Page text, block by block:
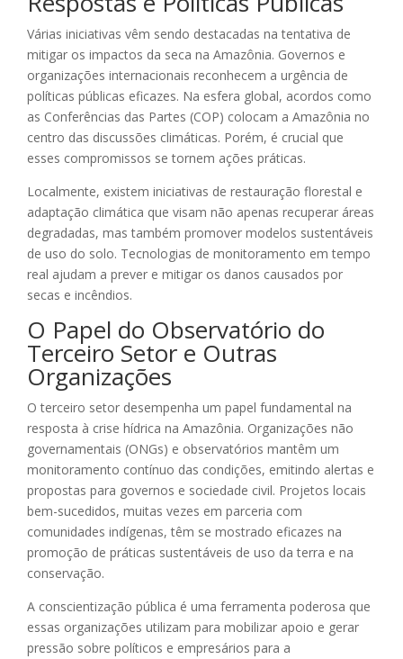
Várias iniciativas vêm sendo destacadas na tentativa de
mitigar os impactos da seca na Amazônia. Governos e
organizações internacionais reconhecem a urgência de
políticas públicas eficazes. Na esfera global, acordos como
as Conferências das Partes (COP) colocam a Amazônia no
centro das discussões climáticas. Porém, é crucial que
esses compromissos se tornem ações práticas.
Localmente, existem iniciativas de restauração florestal e
adaptação climática que visam não apenas recuperar áreas
degradadas, mas também promover modelos sustentáveis
de uso do solo. Tecnologias de monitoramento em tempo
real ajudam a prever e mitigar os danos causados por
secas e incêndios.
O Papel do Observatório do
Terceiro Setor e Outras
Organizações
O terceiro setor desempenha um papel fundamental na
resposta à crise hídrica na Amazônia. Organizações não
governamentais (ONGs) e observatórios mantêm um
monitoramento contínuo das condições, emitindo alertas e
propostas para governos e sociedade civil. Projetos locais
bem-sucedidos, muitas vezes em parceria com
comunidades indígenas, têm se mostrado eficazes na
promoção de práticas sustentáveis de uso da terra e na
conservação.
A conscientização pública é uma ferramenta poderosa que
essas organizações utilizam para mobilizar apoio e gerar
pressão sobre políticos e empresários para a